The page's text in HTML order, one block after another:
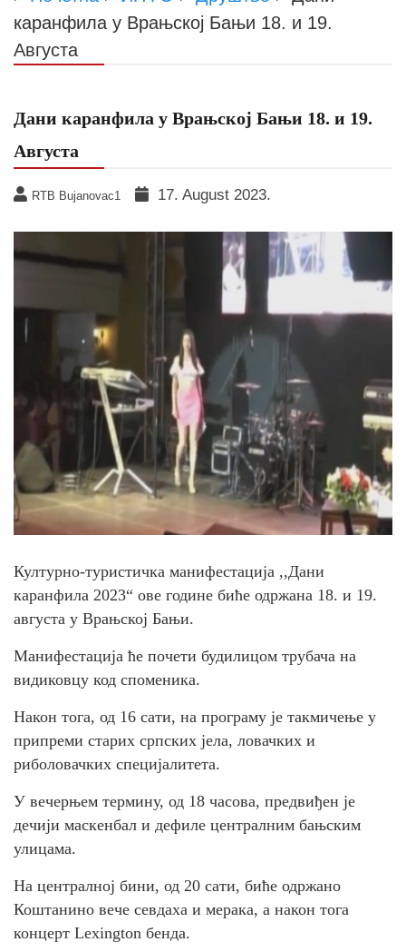
каранфила у Врањској Бањи 18. и 19.
Августа
Дани каранфила у Врањској Бањи 18. и 19.
Августа
RTB Bujanovac1 17. August 2023.
Културно-туристичка манифестација ,,Дани
каранфила 2023“ ове године биће одржана 18. и 19.
августа у Врањској Бањи.
Манифестација ће почети будилицом трубача на
видиковцу код споменика.
Након тога, од 16 сати, на програму је такмичење у
припреми старих српских јела, ловачких и
риболовачких специјалитета.
У вечерњем термину, од 18 часова, предвиђен је
дечији маскенбал и дефиле централним бањским
улицама.
На централној бини, од 20 сати, биће одржано
Коштанино вече севдаха и мерака, а након тога
концерт Lexington бенда.